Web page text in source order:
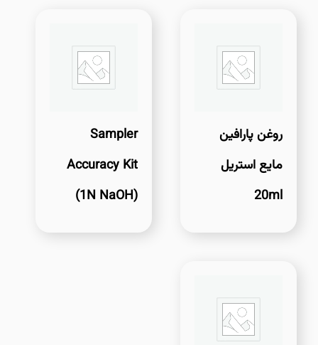
روغن پارافین
مایع استریل
20ml
Sampler
Accuracy Kit
(1N NaOH)